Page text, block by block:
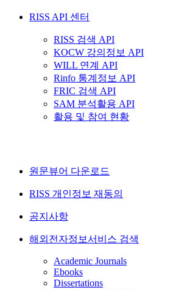
RISS API 센터
RISS 검색 API
KOCW 강의정보 API
WILL 연계 API
Rinfo 통계정보 API
FRIC 검색 API
SAM 분석활용 API
활용 및 참여 현황
원문뷰어 다운로드
RISS 개인정보 재동의
공지사항
해외전자정보서비스 검색
Academic Journals
Ebooks
Dissertations